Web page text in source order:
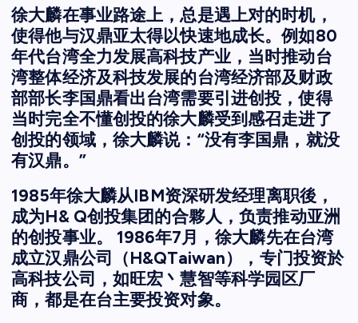
徐大麟在事业路途上，总是遇上对的时机，
使得他与汉鼎亚太得以快速地成长。例如80
年代台湾全力发展高科技产业，当时推动台
湾整体经济及科技发展的台湾经济部及财政
部部长李国鼎看出台湾需要引进创投，使得
当时完全不懂创投的徐大麟受到感召走进了
创投的领域，徐大麟说：“没有李国鼎，就没
有汉鼎。”
1985年徐大麟从IBM资深研发经理离职後，
成为H& Q创投集团的合夥人，负责推动亚洲
的创投事业。 1986年7月，徐大麟先在台湾
成立汉鼎公司（H&QTaiwan），专门投资於
高科技公司，如旺宏丶慧智等科学园区厂
商，都是在台主要投资对象。